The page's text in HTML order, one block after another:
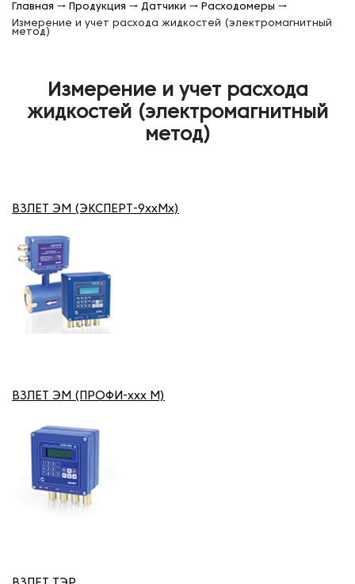
Главная → Продукция → Датчики → Расходомеры →
Измерение и учет расхода жидкостей (электромагнитный
метод)
Измерение и учет расхода
жидкостей (электромагнитный
метод)
ВЗЛЕТ ЭМ (ЭКСПЕРТ-9xxMx)
ВЗЛЕТ ЭМ (ПРОФИ-ххх М)